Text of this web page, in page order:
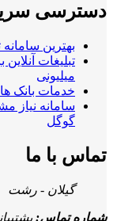
دسترسی
بهترین
تبلیغات
میلیونی
خدمات بانک
سامانه نیاز
گوگل
تماس با ما
گیلان - رشت
شماره تماس:پشتیبانی